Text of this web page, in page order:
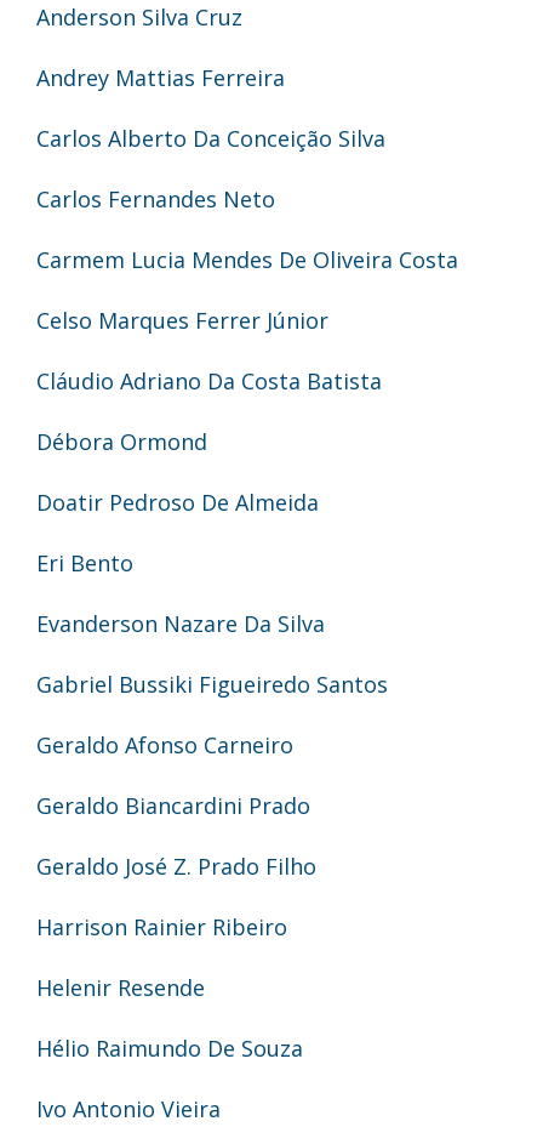
Anderson Silva Cruz
Andrey Mattias Ferreira
Carlos Alberto Da Conceição Silva
Carlos Fernandes Neto
Carmem Lucia Mendes De Oliveira Costa
Celso Marques Ferrer Júnior
Cláudio Adriano Da Costa Batista
Débora Ormond
Doatir Pedroso De Almeida
Eri Bento
Evanderson Nazare Da Silva
Gabriel Bussiki Figueiredo Santos
Geraldo Afonso Carneiro
Geraldo Biancardini Prado
Geraldo José Z. Prado Filho
Harrison Rainier Ribeiro
Helenir Resende
Hélio Raimundo De Souza
Ivo Antonio Vieira